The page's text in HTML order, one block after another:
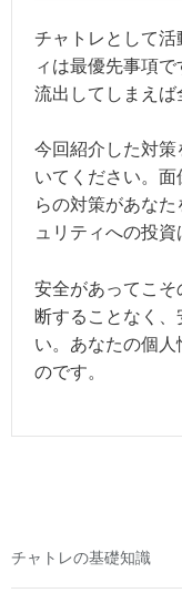
チャトレとして
ィは最優先事項
流出してしまえば
今回紹介した対
いてください。
らの対策があな
ュリティへの投資
安全があってこ
断することなく
い。あなたの個
のです。
チャトレの基礎知識